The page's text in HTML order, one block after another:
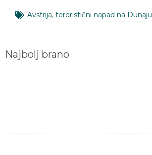
Avstrija, teroristični napad na Dunaju
Najbolj brano